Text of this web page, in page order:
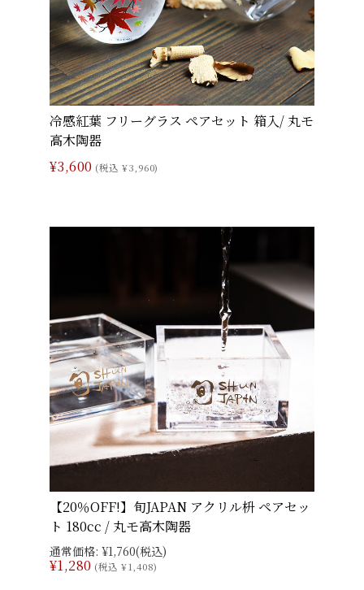
冷感紅葉 フリーグラス ペアセット 箱入/ 丸モ
高木陶器
¥3,600 (税込 ¥3,960)
【20％OFF!】旬JAPAN アクリル枡 ペアセッ
ト 180cc / 丸モ高木陶器
通常価格: ¥1,760(税込)
¥1,280 (税込 ¥1,408)